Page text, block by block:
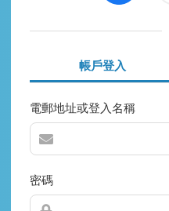
帳戶登入
電郵地址或登入名稱
密碼